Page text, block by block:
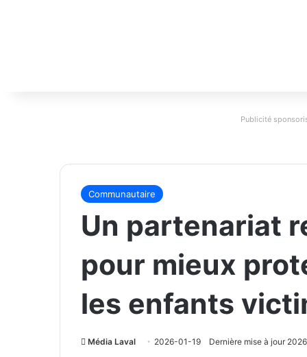
Publicité
Communautaire
Un partenariat
pour mieux
les enfants
Média Laval 2026-01-19 Dernière mise à jour